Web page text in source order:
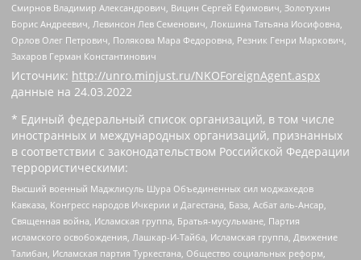
Смирнов Владимир Александрович, Вицин Сергей Ефимович, Золотухин
Борис Андреевич, Левинсон Лев Семенович, Локшина Татьяна Иосифовна,
Орлов Олег Петрович, Полякова Мара Федоровна, Резник Генри Маркович,
Захаров Герман Константинович
Источник: http://unro.minjust.ru/NKOForeignAgent.aspx
данные на 24.03.2022
* Единый федеральный список организаций, в том числе
иностранных и международных организаций, признанных
в соответствии с законодательством Российской Федерации
террористическими:
Высший военный Маджлисуль Шура Объединенных сил моджахедов
Кавказа, Конгресс народов Ичкерии и Дагестана, База, Асбат аль-Ансар,
Священная война, Исламская группа, Братья-мусульмане, Партия
исламского освобождения, Лашкар-И-Тайба, Исламская группа, Движение
Талибан, Исламская партия Туркестана, Общество социальных реформ,